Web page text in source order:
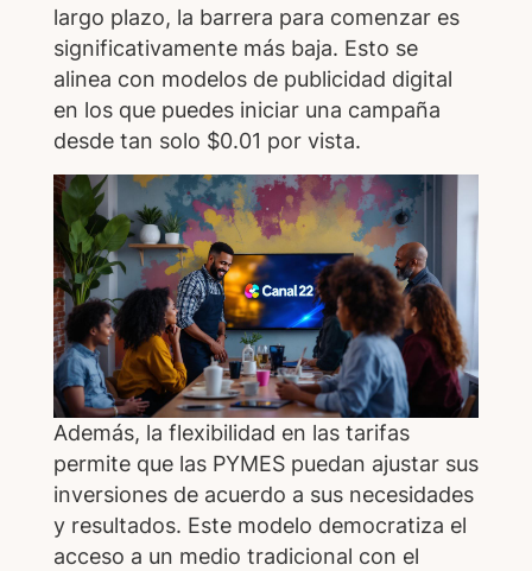
largo plazo, la barrera para comenzar es
significativamente más baja. Esto se
alinea con modelos de publicidad digital
en los que puedes iniciar una campaña
desde tan solo $0.01 por vista.
Además, la flexibilidad en las tarifas
permite que las PYMES puedan ajustar sus
inversiones de acuerdo a sus necesidades
y resultados. Este modelo democratiza el
acceso a un medio tradicional con el